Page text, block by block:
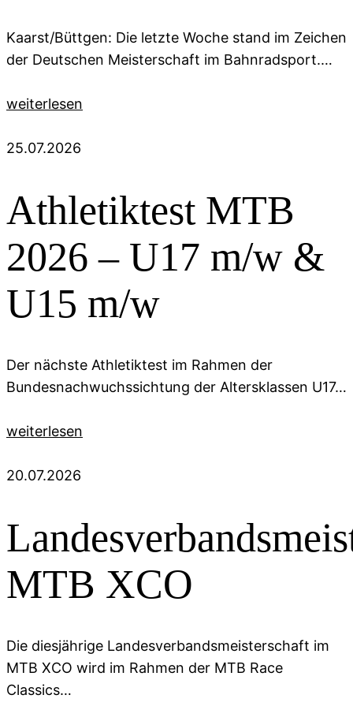
Kaarst/Büttgen: Die letzte Woche stand im Zeichen
der Deutschen Meisterschaft im Bahnradsport.…
weiterlesen
25.07.2026
Athletiktest MTB
2026 – U17 m/w &
U15 m/w
Der nächste Athletiktest im Rahmen der
Bundesnachwuchssichtung der Altersklassen U17…
weiterlesen
20.07.2026
MTB XCO
Die diesjährige Landesverbandsmeisterschaft im
MTB XCO wird im Rahmen der MTB Race
Classics…